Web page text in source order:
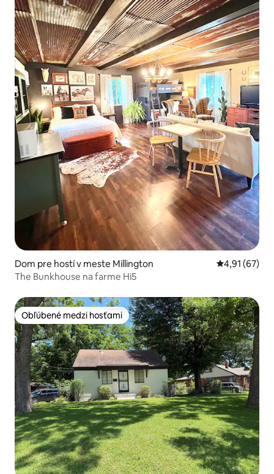
Dom pre hostí v meste Millington Priemerné
4,91 (67)
The Bunkhouse na farme Hi5
Obľúbené medzi hosťami
Obľúbené medzi hosťami